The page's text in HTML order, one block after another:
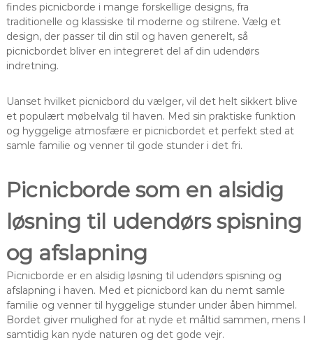
findes picnicborde i mange forskellige designs, fra
traditionelle og klassiske til moderne og stilrene. Vælg et
design, der passer til din stil og haven generelt, så
picnicbordet bliver en integreret del af din udendørs
indretning.
Uanset hvilket picnicbord du vælger, vil det helt sikkert blive
et populært møbelvalg til haven. Med sin praktiske funktion
og hyggelige atmosfære er picnicbordet et perfekt sted at
samle familie og venner til gode stunder i det fri.
Picnicborde som en alsidig
løsning til udendørs spisning
og afslapning
Picnicborde er en alsidig løsning til udendørs spisning og
afslapning i haven. Med et picnicbord kan du nemt samle
familie og venner til hyggelige stunder under åben himmel.
Bordet giver mulighed for at nyde et måltid sammen, mens I
samtidig kan nyde naturen og det gode vejr.